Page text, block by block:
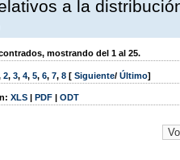
a la
mostrando del 1 al 25.
2, 3, 4, 5, 6, 7, 8 [ Siguiente/ Último]
XLS | PDF | ODT